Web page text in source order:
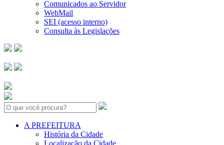
Comunicados ao Servidor
WebMail
SEI (acesso interno)
Consulta às Legislações
Search:
A PREFEITURA
História da Cidade